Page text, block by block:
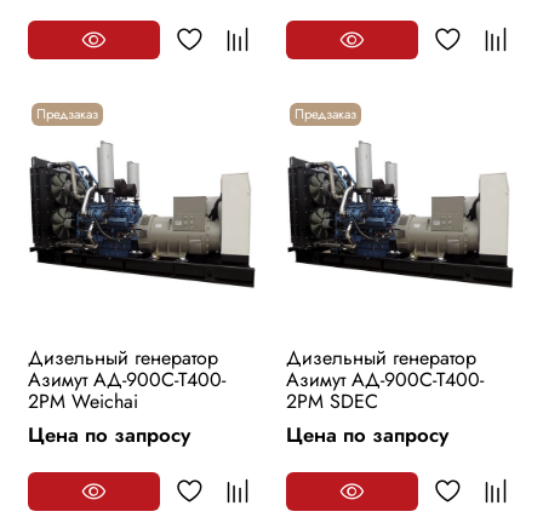
Предзаказ
Дизельный генератор
Азимут АД-900С-Т400-
2РМ Weichai
Цена по запросу
Предзаказ
Дизельный генератор
Азимут АД-900С-Т400-
2РМ SDEC
Цена по запросу